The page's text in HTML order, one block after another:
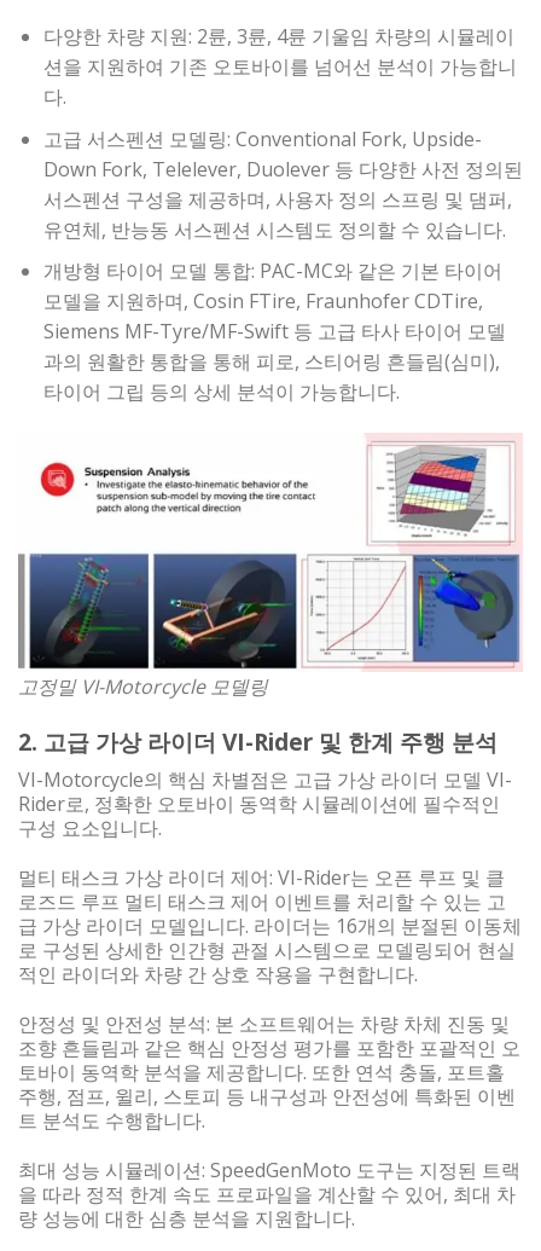
다양한 차량 지원: 2륜, 3륜, 4륜 기울임 차량의 시뮬레이
션을 지원하여 기존 오토바이를 넘어선 분석이 가능합니
다.
고급 서스펜션 모델링: Conventional Fork, Upside-
Down Fork, Telelever, Duolever 등 다양한 사전 정의된
서스펜션 구성을 제공하며, 사용자 정의 스프링 및 댐퍼,
유연체, 반능동 서스펜션 시스템도 정의할 수 있습니다.
개방형 타이어 모델 통합: PAC-MC와 같은 기본 타이어
모델을 지원하며, Cosin FTire, Fraunhofer CDTire,
Siemens MF-Tyre/MF-Swift 등 고급 타사 타이어 모델
과의 원활한 통합을 통해 피로, 스티어링 흔들림(심미),
타이어 그립 등의 상세 분석이 가능합니다.
고정밀 VI-Motorcycle 모델링
2. 고급 가상 라이더 VI-Rider 및 한계 주행 분석
VI-Motorcycle의 핵심 차별점은 고급 가상 라이더 모델 VI-
Rider로, 정확한 오토바이 동역학 시뮬레이션에 필수적인
구성 요소입니다.
멀티 태스크 가상 라이더 제어: VI-Rider는 오픈 루프 및 클
로즈드 루프 멀티 태스크 제어 이벤트를 처리할 수 있는 고
급 가상 라이더 모델입니다. 라이더는 16개의 분절된 이동체
로 구성된 상세한 인간형 관절 시스템으로 모델링되어 현실
적인 라이더와 차량 간 상호 작용을 구현합니다.
안정성 및 안전성 분석: 본 소프트웨어는 차량 차체 진동 및
조향 흔들림과 같은 핵심 안정성 평가를 포함한 포괄적인 오
토바이 동역학 분석을 제공합니다. 또한 연석 충돌, 포트홀
주행, 점프, 윌리, 스토피 등 내구성과 안전성에 특화된 이벤
트 분석도 수행합니다.
최대 성능 시뮬레이션: SpeedGenMoto 도구는 지정된 트랙
을 따라 정적 한계 속도 프로파일을 계산할 수 있어, 최대 차
량 성능에 대한 심층 분석을 지원합니다.